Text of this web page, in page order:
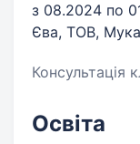
з 08.2024 по
Єва, ТОВ,
Консультація
Освіта